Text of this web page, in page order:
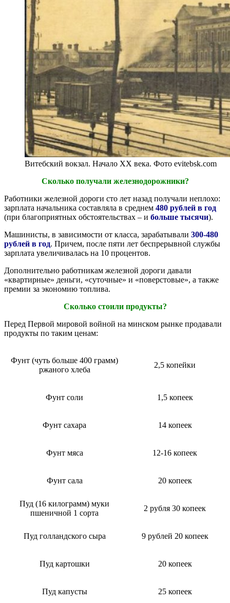
Витебский вокзал. Начало ХХ века. Фото evitebsk.com
Сколько получали железнодорожники?
Работники железной дороги сто лет назад получали неплохо:
зарплата начальника составляла в среднем 480 рублей в год
(при благоприятных обстоятельствах – и больше тысячи).
Машинисты, в зависимости от класса, зарабатывали 300-480
рублей в год. Причем, после пяти лет беспрерывной службы
зарплата увеличивалась на 10 процентов.
Дополнительно работникам железной дороги давали
«квартирные» деньги, «суточные» и «поверстовые», а также
премии за экономию топлива.
Сколько стоили продукты?
Перед Первой мировой войной на минском рынке продавали
продукты по таким ценам:
Фунт (чуть больше 400 грамм)
ржаного хлеба
2,5 копейки
Фунт соли 1,5 копеек
Фунт сахара 14 копеек
Фунт мяса 12-16 копеек
Фунт сала 20 копеек
Пуд (16 килограмм) муки
пшеничной 1 сорта
2 рубля 30 копеек
Пуд голландского сыра 9 рублей 20 копеек
Пуд картошки 20 копеек
Пуд капусты 25 копеек